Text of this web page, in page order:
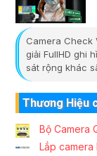
Camera Check
giải FullHD ghi
sát rộng khác
Thương Hiệu
Bộ Camera
Lắp camera